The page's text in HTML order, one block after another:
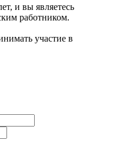
и вы являетесь
работником.
участие в